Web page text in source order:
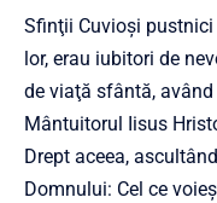
Sfinţii Cuvioşi
lor, erau iubitori de
de viaţă sfântă,
Mântuitorul Iisus
Drept aceea,
Domnului: Cel ce